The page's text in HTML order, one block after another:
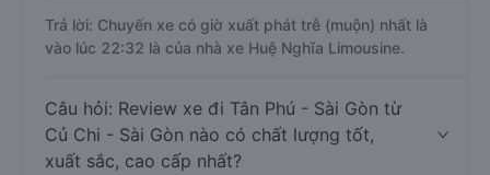
Trả lời: Chuyến xe có giờ xuất phát trễ (muộn) nhất là
vào lúc 22:32 là của nhà xe Huệ Nghĩa Limousine.
Câu hỏi: Review xe đi Tân Phú - Sài Gòn từ
Củ Chi - Sài Gòn nào có chất lượng tốt,
xuất sắc, cao cấp nhất?